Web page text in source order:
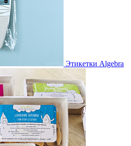
Этикетки Algebra